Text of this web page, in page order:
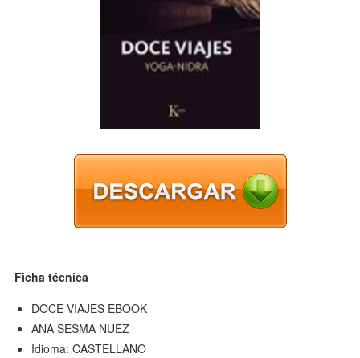
Ficha técnica
DOCE VIAJES EBOOK
ANA SESMA NUEZ
Idioma: CASTELLANO